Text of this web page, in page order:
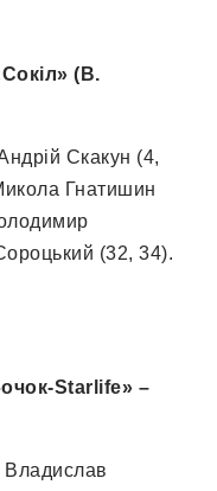
(В.
Скакун (4,
Гнатишин
(32, 34).
Starlife» –
Владислав